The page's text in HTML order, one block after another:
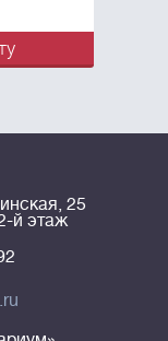
25
й этаж